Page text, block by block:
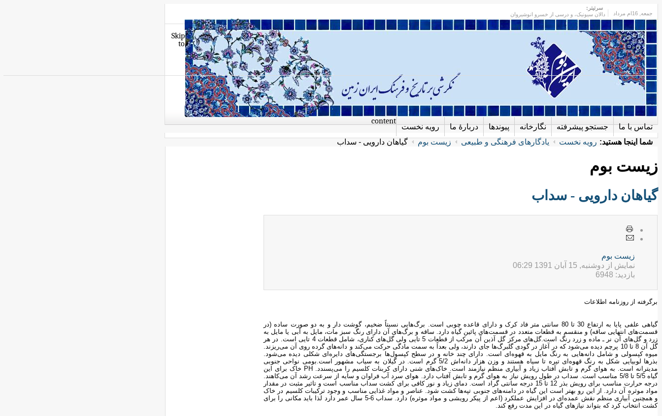
جمعه
سرتیتر:
دالان سیونیک، و درسی از خسرو انوشیروان
رویه نخست دربارهٔ ما پیوندها نگارخانه جستجو پیشرفته تماس با ما
Skip
to
content
شما اینجا هستید: رویه نخست یادگارهای فرهنگی و طبیعی زیست بوم گیاهان دارویی - سداب
زیست بوم
گیاهان دارویی - سداب
زيست بوم
نمایش از دوشنبه, 15 آبان 1391 06:29
بازدید: 6948
برگرفته از روزنامه اطلاعات
گیاهی علفی پایا به ارتفاع 30 تا 80 سانتی متر فاد کرک و دارای قاعده چوبی است. برگ‌هایی نسبتاً ضخیم، گوشت دار و به دو صورت ساده (در
قسمت‌های انتهایی ساقه) و منقسم به قطعات متعدد در قسمت‌های پائین گیاه دارد. ساقه و برگ‌های آن دارای رنگ سبز مات، مایل به آبی یا مایل به
زرد و گل‌های آن نر ـ ماده و زرد رنگ است.گل‌های مرکز گل آذین آن مرکب از قطعات 5 تایی ولی گل‌های کناری، شامل قطعات 4 تایی است. در هر
گل آن 8 تا 10 پرچم دیده می‌شود که در آغاز در گودی گلبرگ‌ها جای دارند، ولی بعداً به سمت مادگی حرکت می‌کند و دانه‌های گرده روی آن می‌ریزند.
میوه کپسولی و شامل دانه‌هایی به رنگ مایل به قهوه‌ای است. دارای چند خانه و در سطح کپسول‌ها برجستگی‌های دایره‌ای شکلی دیده می‌شود.
بذرها لوبیایی شکل به رنگ قهوه‌ای تیره تا سیاه هستند و وزن هزار دانه‌اش 5/2 گرم است. در گیلان به سیاب مشهور است.بومی نواحی جنوبی
مدیترانه است. به هوای گرم و تابش آفتاب زیاد و آبیاری منظم نیازمند است. خاک‌های شنی دارای کربنات کلسیم را می‌پسندد. ‏PH‏ خاک برای این
گیاه 5/5 تا 5/8 مناسب است. سداب در طول رویش نیاز به هوای گرم و تابش آفتاب دارد. هوای سرد آب فراوان و سایه از سرعت رشد آن می‌کاهند.
درجه حرارت مناسب برای رویش بذر 12 تا 15 درجه سانتی گراد است. دمای زیاد و نور کافی برای کشت سداب مناسب است و تاثیر مثبت در مقدار
مواد موثره آن دارد. از این رو بهتر است این گیاه در دامنه‌های جنوبی تپه‌ها کشت شود. عناصر و مواد غذایی مناسب و وجود ترکیبات کلسیم در خاک
و همچنین آبیاری منظم نقش عمده‌ای در افزایش عملکرد (اعم از پیکر رویشی و مواد موثره) دارد. سداب 6-5 سال عمر دارد لذا باید مکانی را برای
کشت انتخاب کرد که بتواند نیازهای گیاه در این مدت رفع کند.